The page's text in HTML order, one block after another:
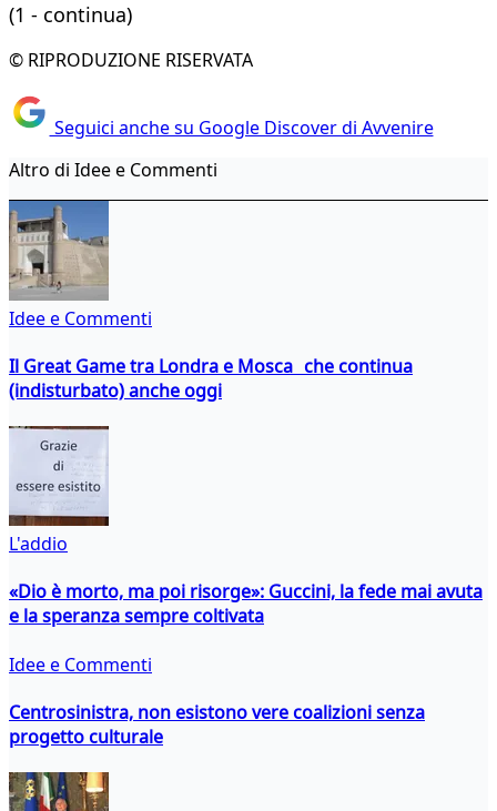
(1 - continua)
© RIPRODUZIONE RISERVATA
Seguici anche su Google Discover di Avvenire
Altro di Idee e Commenti
Idee e Commenti
Il Great Game tra Londra e Mosca che continua
(indisturbato) anche oggi
L'addio
«Dio è morto, ma poi risorge»: Guccini, la fede mai avuta
e la speranza sempre coltivata
Idee e Commenti
Centrosinistra, non esistono vere coalizioni senza
progetto culturale